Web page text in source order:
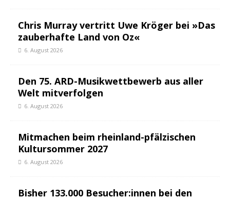
Chris Murray vertritt Uwe Kröger bei »Das
zauberhafte Land von Oz«
6. August 2026
Den 75. ARD-Musikwettbewerb aus aller
Welt mitverfolgen
6. August 2026
Mitmachen beim rheinland-pfälzischen
Kultursommer 2027
6. August 2026
Bisher 133.000 Besucher:innen bei den